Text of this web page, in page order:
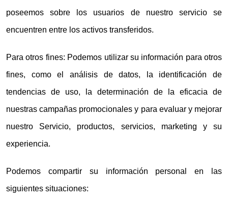
poseemos sobre los usuarios de nuestro servicio se
encuentren entre los activos transferidos.
Para otros fines: Podemos utilizar su información para otros
fines, como el análisis de datos, la identificación de
tendencias de uso, la determinación de la eficacia de
nuestras campañas promocionales y para evaluar y mejorar
nuestro Servicio, productos, servicios, marketing y su
experiencia.
Podemos compartir su información personal en las
siguientes situaciones: